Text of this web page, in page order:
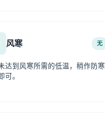
风寒 无
达到风寒所需的低温，稍作防寒
可。